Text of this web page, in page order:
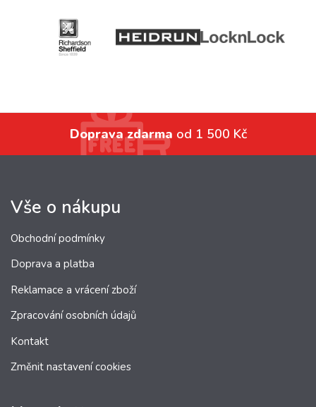
Doprava zdarma od 1 500 Kč
Vše o nákupu
Obchodní podmínky
Doprava a platba
Reklamace a vrácení zboží
Zpracování osobních údajů
Kontakt
Změnit nastavení cookies